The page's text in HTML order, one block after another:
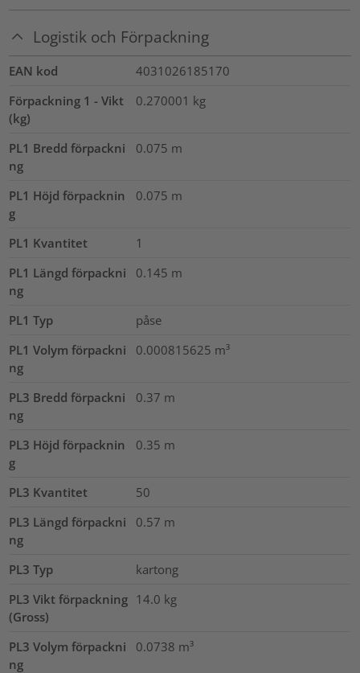
Logistik och Förpackning
EAN kod
4031026185170
Förpackning 1 - Vikt
(kg)
0.270001 kg
PL1 Bredd förpackni
ng
0.075 m
PL1 Höjd förpacknin
g
0.075 m
PL1 Kvantitet
1
PL1 Längd förpackni
ng
0.145 m
PL1 Typ
påse
PL1 Volym förpackni
ng
0.000815625 m³
PL3 Bredd förpackni
ng
0.37 m
PL3 Höjd förpacknin
g
0.35 m
PL3 Kvantitet
50
PL3 Längd förpackni
ng
0.57 m
PL3 Typ
kartong
PL3 Vikt förpackning
(Gross)
14.0 kg
PL3 Volym förpackni
ng
0.0738 m³